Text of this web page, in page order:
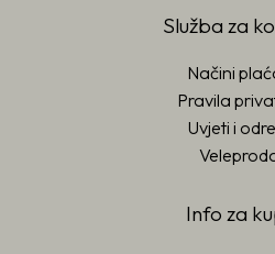
Služba za
Načini
Pravila
Uvjeti i
Info za